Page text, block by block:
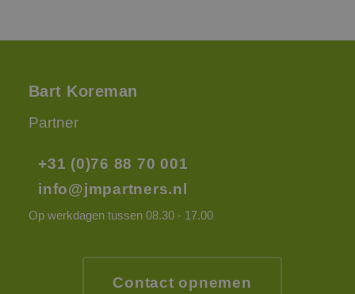
Bart Koreman
Partner
+31 (0)76 88 70 001
info@jmpartners.nl
Op werkdagen tussen 08.30 - 17.00
Contact opnemen